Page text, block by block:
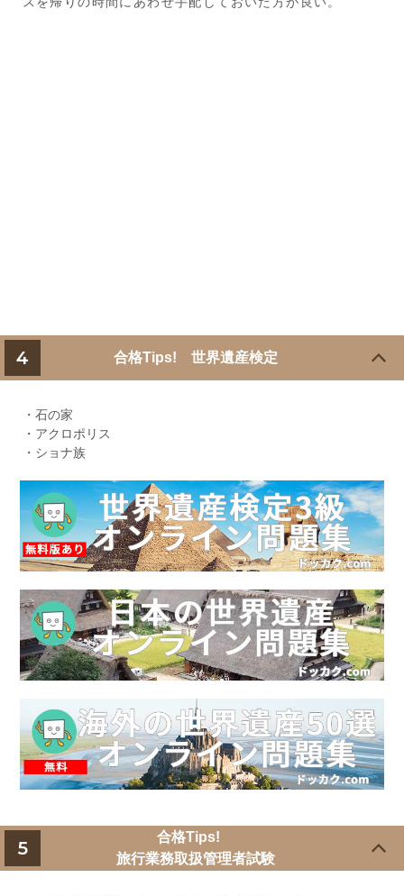
4 合格Tips! 世界遺産検定
・石の家
・アクロポリス
・ショナ族
5
合格Tips!
旅行業務取扱管理者試験